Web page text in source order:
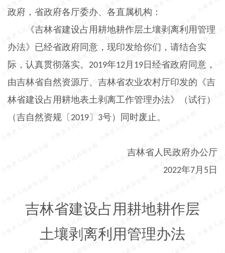
政府，省政府各厅委办、各直属机构：
《吉林省建设占用耕地耕作层土壤剥离利用管理
办法》已经省政府同意，现印发给你们，请结合实
际，认真贯彻落实。 2019年12 月 19日经省政府同意，
由吉林省自然资源厅、吉林省农业农村厅印发的《吉
林省建设占用耕地表土剥离工作管理办法》（试行）
（吉自然资规〔2019〕 3号）同时废止。
吉林省人民政府办公厅
2022年7 月 5 日
吉林省建设占用耕地耕作层
土壤剥离利用管理办法